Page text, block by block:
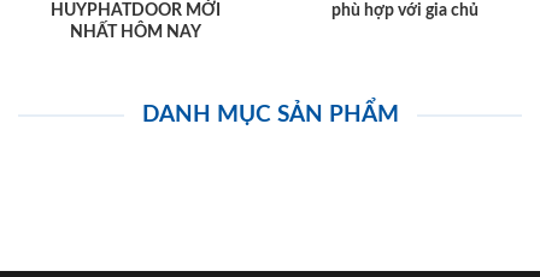
HUYPHATDOOR MỚI
NHẤT HÔM NAY
phù hợp với gia chủ
DANH MỤC SẢN PHẨM